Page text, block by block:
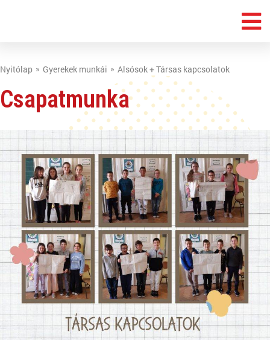
Nyitólap Gyerekek munkái Alsósok + Társas kapcsolatok
Csapatmunka